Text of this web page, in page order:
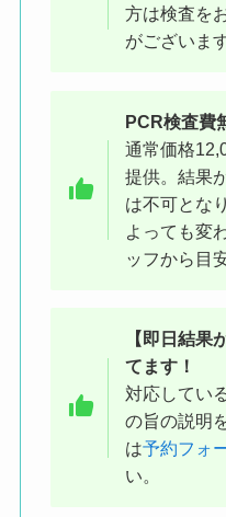
ケバブ屋と
のが検査会場
方は検査を
がございます
PCR検査費
通常価格
提供。結果
は不可とな
よっても変
ッフから目
【即日結果
てます！
対応してい
の旨の説明
は予約フォ
い。